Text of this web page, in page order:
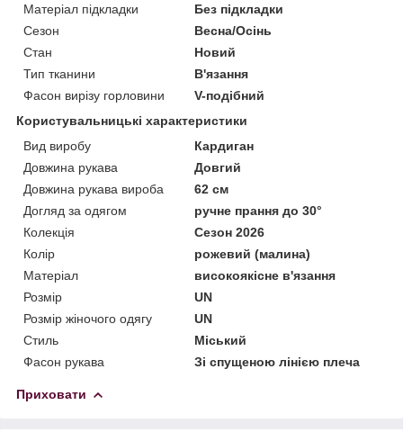
Матеріал підкладки
Без підкладки
Сезон
Весна/Осінь
Стан
Новий
Тип тканини
В'язання
Фасон вирізу горловини
V-подібний
Користувальницькі характеристики
Вид виробу
Кардиган
Довжина рукава
Довгий
Довжина рукава вироба
62 см
Догляд за одягом
ручне прання до 30°
Колекція
Сезон 2026
Колір
рожевий (малина)
Матеріал
високоякісне в'язання
Розмір
UN
Розмір жіночого одягу
UN
Стиль
Міський
Фасон рукава
Зі спущеною лінією плеча
Приховати